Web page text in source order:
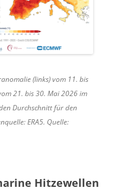
(links) vom 11. bis
21. bis 30. Mai 2026 im
Durchschnitt für den
ERA5. Quelle:
Hitzewellen